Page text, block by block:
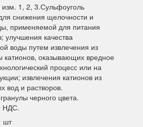
1, 2, 3.Сульфоуголь
снижения щелочности и
применяемой для питания
улучшения качества
воды путем извлечения из
катионов, оказывающих вредное
процесс или на
извлечения катионов из
вод и растворов.
черного цвета.
НДС.
шт